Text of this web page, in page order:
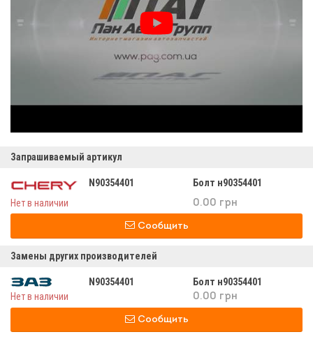
Запрашиваемый артикул
N90354401
Болт н90354401
Нет в наличии
0.00 грн
Сообщить
Замены других производителей
N90354401
Болт н90354401
Нет в наличии
0.00 грн
Сообщить